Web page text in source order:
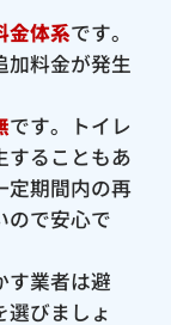
金体系です。
加料金が発生
です。トイレ
することもあ
定期間内の再
ので安心で
す業者は避
選びましょ